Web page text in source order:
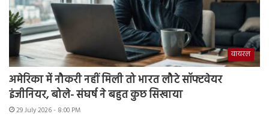
वायरल
अमेरिका में नौकरी नहीं मिली तो भारत लौटे सॉफ्टवेयर
इंजीनियर, बोले- संघर्ष ने बहुत कुछ सिखाया
29 July 2026 - 8:00 PM